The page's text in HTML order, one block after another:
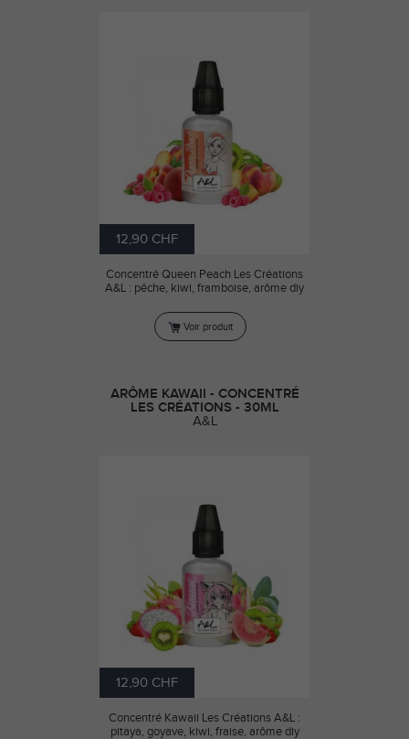
12,90 CHF
Concentré Queen Peach Les Créations
A&L : pêche, kiwi, framboise, arôme diy
Voir produit
ARÔME KAWAII - CONCENTRÉ
LES CRÉATIONS - 30ML
A&L
12,90 CHF
Concentré Kawaii Les Créations A&L :
pitaya, goyave, kiwi, fraise, arôme diy